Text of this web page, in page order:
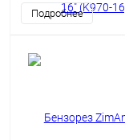
Подробнее